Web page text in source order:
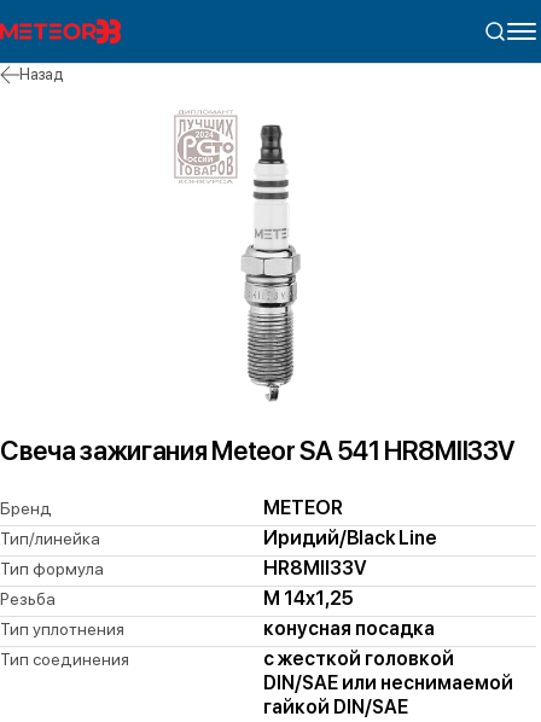
Назад
Свеча зажигания Meteor SA 541 HR8MII33V
Бренд METEOR
Тип/линейка Иридий/Black Line
Тип формула HR8MII33V
Резьба M 14x1,25
Тип уплотнения конусная посадка
Тип соединения
с жесткой головкой
DIN/SAE или неснимаемой
гайкой DIN/SAE